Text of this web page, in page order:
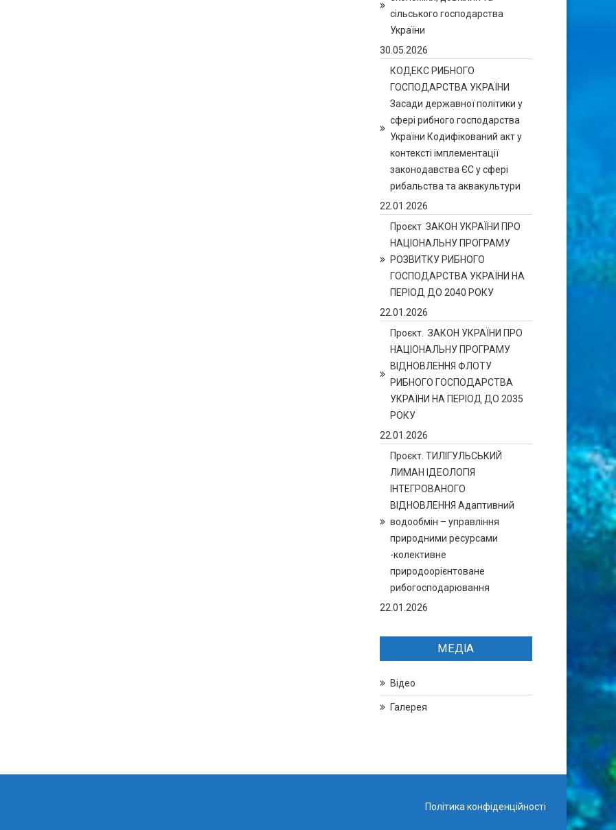
сільського господарства
України
30.05.2026
КОДЕКС РИБНОГО
ГОСПОДАРСТВА УКРАЇНИ
Засади державної політики у
сфері рибного господарства
України Кодифікований акт у
контексті імплементації
законодавства ЄС у сфері
рибальства та аквакультури
22.01.2026
Проєкт ЗАКОН УКРАЇНИ ПРО
НАЦІОНАЛЬНУ ПРОГРАМУ
РОЗВИТКУ РИБНОГО
ГОСПОДАРСТВА УКРАЇНИ НА
ПЕРІОД ДО 2040 РОКУ
22.01.2026
Проєкт. ЗАКОН УКРАЇНИ ПРО
НАЦІОНАЛЬНУ ПРОГРАМУ
ВІДНОВЛЕННЯ ФЛОТУ
РИБНОГО ГОСПОДАРСТВА
УКРАЇНИ НА ПЕРІОД ДО 2035
РОКУ
22.01.2026
Проєкт. ТИЛІГУЛЬСЬКИЙ
ЛИМАН ІДЕОЛОГІЯ
ІНТЕГРОВАНОГО
ВІДНОВЛЕННЯ Адаптивний
водообмін – управління
природними ресурсами
-колективне
природоорієнтоване
рибогосподарювання
22.01.2026
МЕДІА
Відео
Галерея
Політика конфіденційності